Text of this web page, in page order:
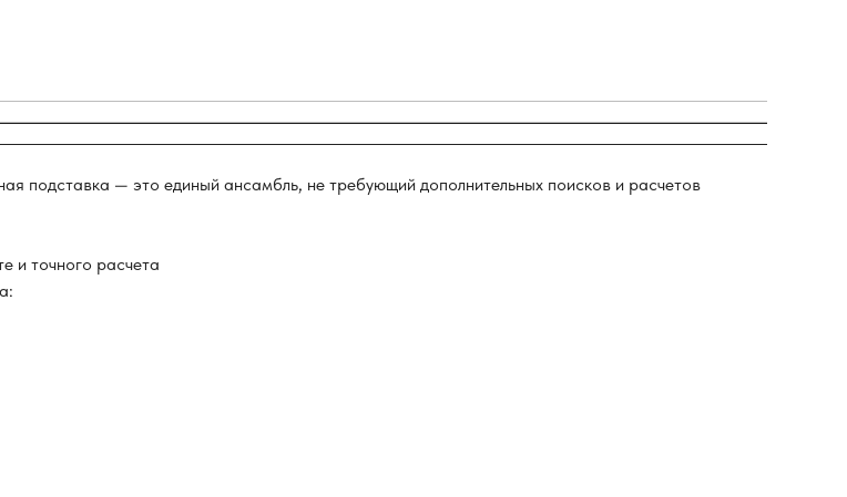
подставка — это единый ансамбль, не требующий дополнительных поисков и расчетов
и точного расчета